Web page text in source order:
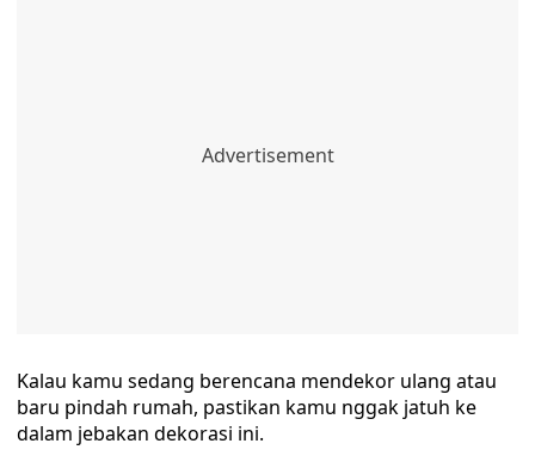
Kalau kamu sedang berencana mendekor ulang atau
baru pindah rumah, pastikan kamu nggak jatuh ke
dalam jebakan dekorasi ini.